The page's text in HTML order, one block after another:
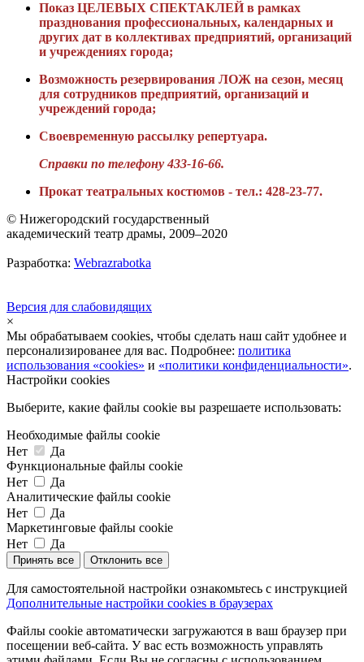
Показ ЦЕЛЕВЫХ СПЕКТАКЛЕЙ в рамках
празднования профессиональных, календарных и
других дат в коллективах предприятий, организаций
и учреждениях города;
Возможность резервирования ЛОЖ на сезон, месяц
для сотрудников предприятий, организаций и
учреждений города;
Своевременную рассылку репертуара.
Справки по телефону 433-16-66.
Прокат театральных костюмов - тел.: 428-23-77.
© Нижегородский государственный
академический театр драмы, 2009–2020
Разработка: Webrazrabotka
Версия для слабовидящих
×
Мы обрабатываем cookies, чтобы сделать наш сайт удобнее и
персонализированее для вас. Подробнее: политика
использования «cookies» и «политики конфиденциальности».
Настройки cookies
Выберите, какие файлы cookie вы разрешаете использовать:
Необходимые файлы cookie
Нет
Да
Функциональные файлы cookie
Нет
Да
Аналитические файлы cookie
Нет
Да
Маркетинговые файлы cookie
Нет
Да
Принять все Отклонить все
Для самостоятельной настройки ознакомьтесь с инструкцией
Дополнительные настройки cookies в браузерах
Файлы cookie автоматически загружаются в ваш браузер при
посещении веб-сайта. У вас есть возможность управлять